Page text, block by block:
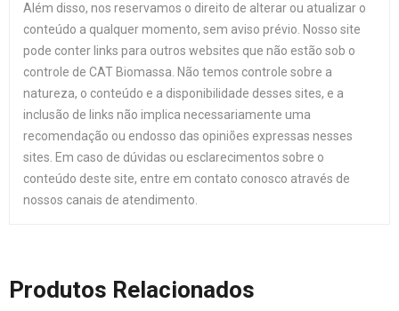
Além disso, nos reservamos o direito de alterar ou atualizar o
conteúdo a qualquer momento, sem aviso prévio. Nosso site
pode conter links para outros websites que não estão sob o
controle de CAT Biomassa. Não temos controle sobre a
natureza, o conteúdo e a disponibilidade desses sites, e a
inclusão de links não implica necessariamente uma
recomendação ou endosso das opiniões expressas nesses
sites. Em caso de dúvidas ou esclarecimentos sobre o
conteúdo deste site, entre em contato conosco através de
nossos canais de atendimento.
Produtos Relacionados